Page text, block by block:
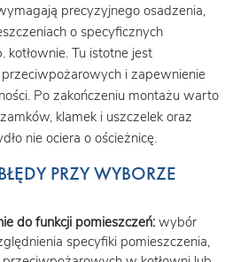
precyzyjnego osadzenia,
o specyficznych
kotłownie. Tu istotne jest
i zapewnienie
Po zakończeniu montażu warto
klamek i uszczelek oraz
nie ociera o ościeżnicę.
PRZY WYBORZE
do funkcji pomieszczeń: wybór
specyfiki pomieszczenia,